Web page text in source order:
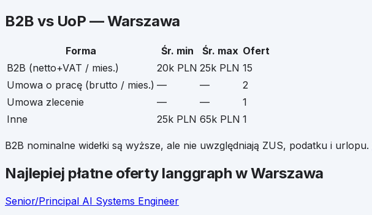
B2B vs UoP —Warszawa
Forma Śr. min Śr. max Ofert
B2B (netto+VAT / mies.)
20k PLN 25k PLN 15
Umowa o pracę (brutto / mies.) — —
2
Umowa zlecenie
— —
1
Inne
25k PLN 65k PLN 1
B2B nominalne widełki są wyższe, ale nie uwzględniają ZUS, podatku i urlopu.
Najlepiej płatne oferty langgraph wWarszawa
Senior/Principal AI Systems Engineer